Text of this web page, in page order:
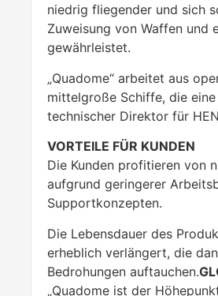
niedrig fliegender und sich
Zuweisung von Waffen und
gewährleistet.
„Quadome“ arbeitet aus
mittelgroße Schiffe, die
technischer Direktor für
VORTEILE FÜR KUNDEN
Die Kunden profitieren von
aufgrund geringerer
Supportkonzepten.
Die Lebensdauer des
erheblich verlängert, die
Bedrohungen auftauchen.
„Quadome ist der